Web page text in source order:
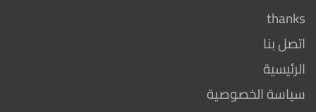
thanks
اتصل بنا
الرئيسية
سياسة الخصوصية